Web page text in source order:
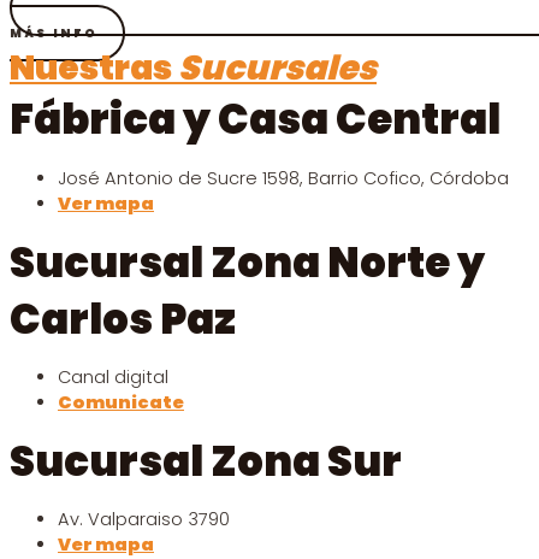
MÁS INFO
NuestrasSucursales
Fábrica y Casa Central
José Antonio de Sucre 1598, Barrio Cofico, Córdoba
Ver mapa
Sucursal Zona Norte y
Carlos Paz
Canal digital
Comunicate
Sucursal Zona Sur
Av. Valparaiso 3790
Ver mapa